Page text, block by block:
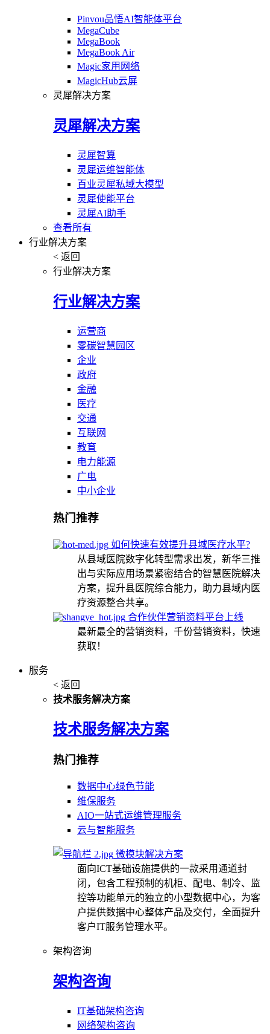
Pinvou品悟AI智能体平台
MegaCube
MegaBook
MegaBook Air
Magic家用网络
MagicHub云屏
灵犀解决方案
灵犀解决方案
灵犀智算
灵犀运维智能体
百业灵犀私域大模型
灵犀使能平台
灵犀AI助手
查看所有
行业解决方案
< 返回
行业解决方案
行业解决方案
运营商
零碳智慧园区
企业
政府
金融
医疗
交通
互联网
教育
电力能源
广电
中小企业
热门推荐
如何快速有效提升县域医疗水平?
从县域医院数字化转型需求出发，新华三推
出与实际应用场景紧密结合的智慧医院解决
方案，提升县医院综合能力，助力县域内医
疗资源整合共享。
合作伙伴营销资料平台上线
最新最全的营销资料，千份营销资料，快速
获取！
服务
< 返回
技术服务解决方案
技术服务解决方案
热门推荐
数据中心绿色节能
维保服务
AIO一站式运维管理服务
云与智能服务
微模块解决方案
面向ICT基础设施提供的一款采用通道封
闭，包含工程预制的机柜、配电、制冷、监
控等功能单元的独立的小型数据中心，为客
户提供数据中心整体产品及交付，全面提升
客户IT服务管理水平。
架构咨询
架构咨询
IT基础架构咨询
网络架构咨询